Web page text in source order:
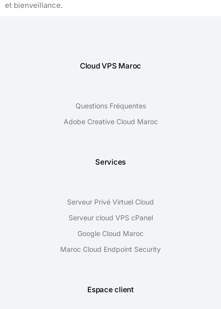
et bienveillance.
Cloud VPS Maroc
Questions Fréquentes
Adobe Creative Cloud Maroc
Services
Serveur Privé Virtuel Cloud
Serveur cloud VPS cPanel
Google Cloud Maroc
Maroc Cloud Endpoint Security
Espace client